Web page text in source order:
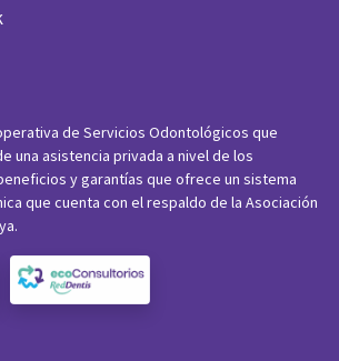
de Servicios Odontológicos que
una asistencia privada a nivel de los
y garantías que ofrece un sistema
que cuenta con el respaldo de la Asociación